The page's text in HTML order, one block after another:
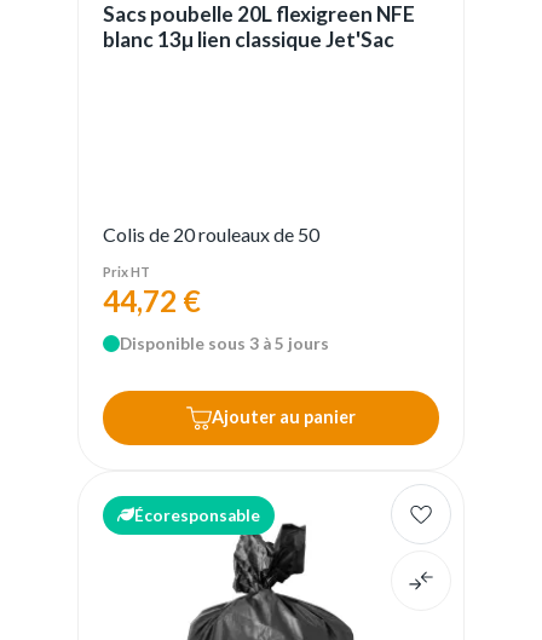
Sacs poubelle 20L flexigreen NFE
blanc 13µ lien classique Jet'Sac
Colis de 20 rouleaux de 50
Prix HT
44,72 €
Disponible sous 3 à 5 jours
Ajouter au panier
Écoresponsable